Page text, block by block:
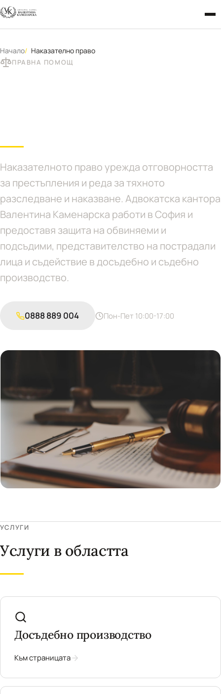
Начало Наказателно право
ПРАВНА ПОМОЩ
Наказателното право урежда отговорността
за престъпления и реда за тяхното
разследване и наказване. Адвокатска кантора
Валентина Каменарска работи в София и
предоставя защита на обвиняеми и
подсъдими, представителство на пострадали
лица и съдействие в досъдебно и съдебно
производство.
0888 889 004 Пон-Пет 10:00-17:00
УСЛУГИ
Услуги в областта
Досъдебно производство
Към страницата